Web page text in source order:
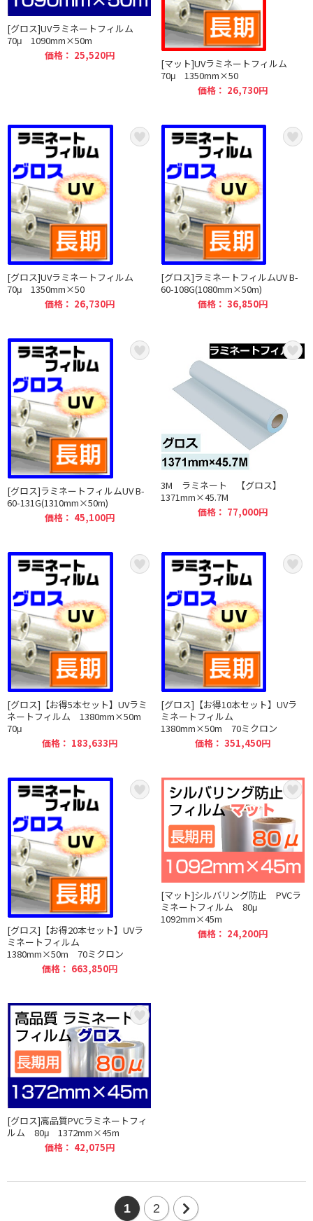
[グロス]UVラミネートフィルム
70μ 1090mm×50m
価格： 25,520円
[マット]UVラミネートフィルム
70μ 1350mm×50
価格： 26,730円
[グロス]UVラミネートフィルム
70μ 1350mm×50
価格： 26,730円
[グロス]ラミネートフィルムUV B-
60-108G(1080mm×50m)
価格： 36,850円
[グロス]ラミネートフィルムUV B-
60-131G(1310mm×50m)
価格： 45,100円
3M ラミネート 【グロス】
1371mm×45.7M
価格： 77,000円
[グロス]【お得5本セット】UVラミ
ネートフィルム 1380mm×50m
70μ
価格： 183,633円
[グロス]【お得10本セット】UVラ
ミネートフィルム
1380mm×50m 70ミクロン
価格： 351,450円
[グロス]【お得20本セット】UVラ
ミネートフィルム
1380mm×50m 70ミクロン
価格： 663,850円
[マット]シルバリング防止 PVCラ
ミネートフィルム 80μ
1092mm×45m
価格： 24,200円
[グロス]高品質PVCラミネートフィ
ルム 80μ 1372mm×45m
価格： 42,075円
1 2